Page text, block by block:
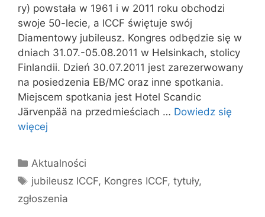
ry) powstała w 1961 i w 2011 roku obchodzi
swoje 50-lecie, a ICCF świętuje swój
Diamentowy jubileusz. Kongres odbędzie się w
dniach 31.07.-05.08.2011 w Helsinkach, stolicy
Finlandii. Dzień 30.07.2011 jest zarezerwowany
na posiedzenia EB/MC oraz inne spotkania.
Miejscem spotkania jest Hotel Scandic
Järvenpää na przedmieściach … Dowiedz się
więcej
Kategorie
Aktualności
Tagi
jubileusz ICCF, Kongres ICCF,tytuły,
zgłoszenia